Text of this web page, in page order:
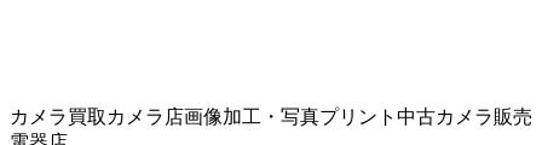
カメラ買取 カメラ店画像加工・写真プリント 中古カメラ販売